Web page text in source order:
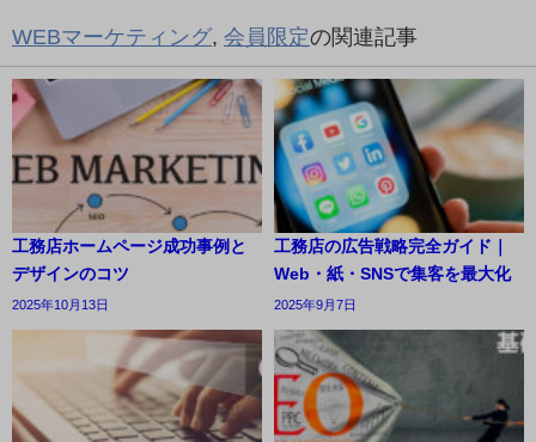
WEBマーケティング, 会員限定の関連記事
工務店ホームページ成功事例と
デザインのコツ
2025年10月13日
工務店の広告戦略完全ガイド｜
Web・紙・SNSで集客を最大化
2025年9月7日